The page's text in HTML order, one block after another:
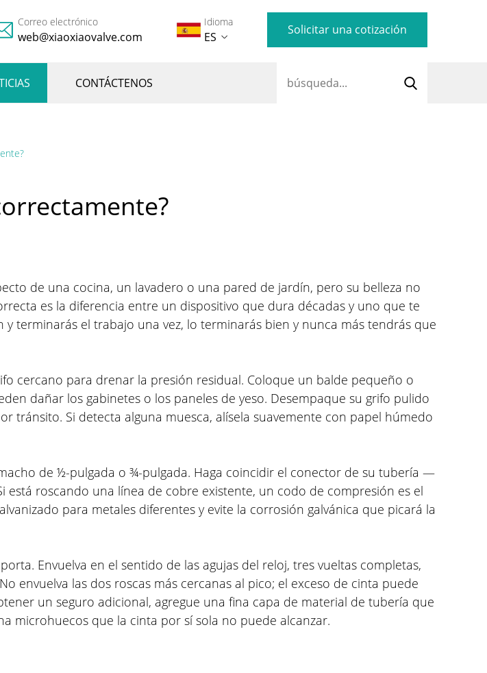
Correo electrónico
web@xiaoxiaovalve.com
Idioma
ES Solicitar una cotización
CONTÁCTENOS
de una cocina, un lavadero o una pared de jardín, pero su belleza no
es la diferencia entre un dispositivo que dura décadas y uno que te
terminarás el trabajo una vez, lo terminarás bien y nunca más tendrás que
cercano para drenar la presión residual. Coloque un balde pequeño o
dañar los gabinetes o los paneles de yeso. Desempaque su grifo pulido
tránsito. Si detecta alguna muesca, alísela suavemente con papel húmedo
de ½-pulgada o ¾-pulgada. Haga coincidir el conector de su tubería —
roscando una línea de cobre existente, un codo de compresión es el
para metales diferentes y evite la corrosión galvánica que picará la
Envuelva en el sentido de las agujas del reloj, tres vueltas completas,
envuelva las dos roscas más cercanas al pico; el exceso de cinta puede
un seguro adicional, agregue una fina capa de material de tubería que
microhuecos que la cinta por sí sola no puede alcanzar.